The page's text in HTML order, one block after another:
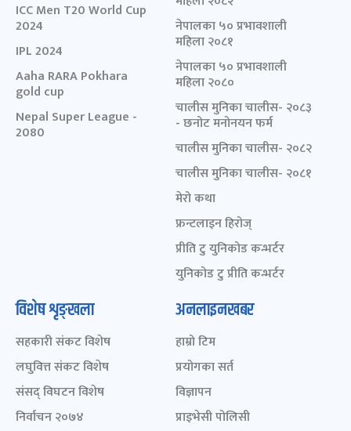
ICC Men T20 World Cup
2024
IPL 2024
Aaha RARA Pokhara
gold cup
Nepal Super League -
2080
नेपालका ५० प्रभावशाली
महिला २०८१
नेपालका ५० प्रभावशाली
महिला २०८०
चालीस मुनिका चालीस- २०८३
- छनोट मनोनयन फर्म
चालीस मुनिका चालीस- २०८२
चालीस मुनिका चालीस- २०८१
मेरो कथा
फ्रन्टलाइन हिरोज्
प्रीति टु युनिकोड कन्भर्टर
युनिकोड टु प्रीति कन्भर्टर
विशेष शृङ्खला
सहकारी संकट विशेष
लघुवित्त संकट विशेष
संसद् विघटन विशेष
निर्वाचन २०७४
अनलाइनखबर
हाम्रो टिम
प्रयोगका सर्त
विज्ञापन
प्राइभेसी पोलिसी